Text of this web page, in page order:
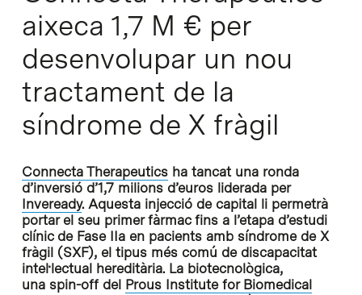
aixeca 1,7 M € per
desenvolupar un nou
tractament de la
síndrome de X fràgil
Connecta Therapeuticsha tancat una ronda
d’inversió d’1,7 milions d’euros liderada per
Inveready. Aquesta injecció de capital li permetrà
portar el seu primer fàrmac fins a l’etapa d’estudi
clínic de Fase IIa en pacients amb síndrome de X
fràgil (SXF), el tipus més comú de discapacitat
intel·lectual hereditària. La biotecnològica,
una spin-off del Prous Institute for Biomedical